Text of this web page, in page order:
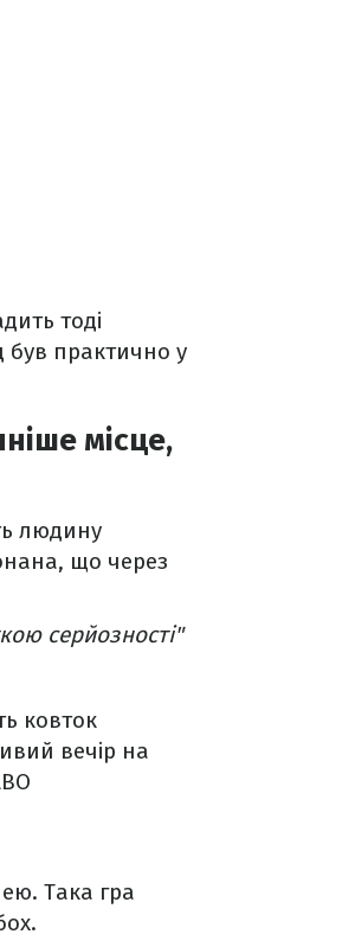
тоді
був практично у
місце,
людину
що через
серйозності"
ковток
вечір на
Така гра